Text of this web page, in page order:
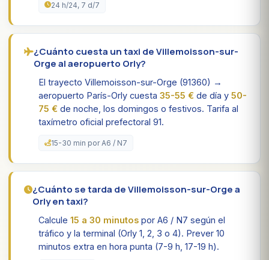
24 h/24, 7 d/7
¿Cuánto cuesta un taxi de Villemoisson-sur-
Orge al aeropuerto Orly?
El trayecto Villemoisson-sur-Orge (91360) →
aeropuerto París-Orly cuesta 35-55 € de día y 50-
75 € de noche, los domingos o festivos. Tarifa al
taxímetro oficial prefectoral 91.
15-30 min por A6 / N7
¿Cuánto se tarda de Villemoisson-sur-Orge a
Orly en taxi?
Calcule 15 a 30 minutos por A6 / N7 según el
tráfico y la terminal (Orly 1, 2, 3 o 4). Prever 10
minutos extra en hora punta (7-9 h, 17-19 h).